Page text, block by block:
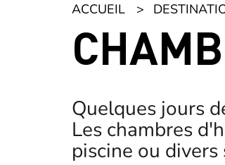
ACCUEIL
Quelques jours
Les chambres
piscine ou